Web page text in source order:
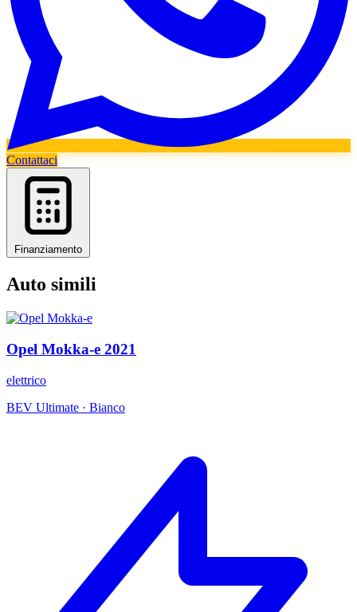
Contattaci
Finanziamento
Auto simili
Opel Mokka-e 2021
elettrico
BEV Ultimate · Bianco